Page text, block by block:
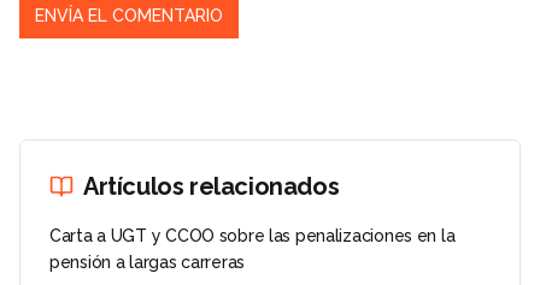
Artículos relacionados
Carta a UGT y CCOO sobre las penalizaciones en la
pensión a largas carreras